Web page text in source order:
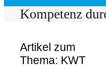
Kompetenz
Artikel zum
Thema: KWT